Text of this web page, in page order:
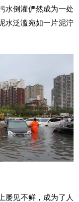
水倒灌俨然成为一处
水泛滥宛如一片泥泞
屡见不鲜，成为了人